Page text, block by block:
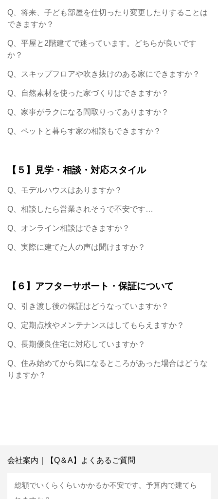
Q、将来、子ども部屋を仕切ったり変更したりすることは
できますか？
Q、平屋と2階建てで迷っています。どちらが良いです
か？
Q、スキップフロアや吹き抜けのある家にできますか？
Q、自然素材を使った家づくりはできますか？
Q、家事がラクになる間取りってありますか？
Q、ペットと暮らす家の相談もできますか？
【５】見学・相談・対応スタイル
Q、モデルハウスはありますか？
Q、相談したら営業されそうで不安です…
Q、オンライン相談はできますか？
Q、実際に建てた人の声は聞けますか？
【６】アフターサポート・保証について
Q、引き渡し後の保証はどうなっていますか？
Q、定期点検やメンテナンスはしてもらえますか？
Q、長期優良住宅に対応していますか？
Q、住み始めてから気になるところがあった場合はどうな
りますか？
会社案内｜【Q＆A】よくあるご質問
総額でいくらくらいかかるか不安です。予算内で建てら